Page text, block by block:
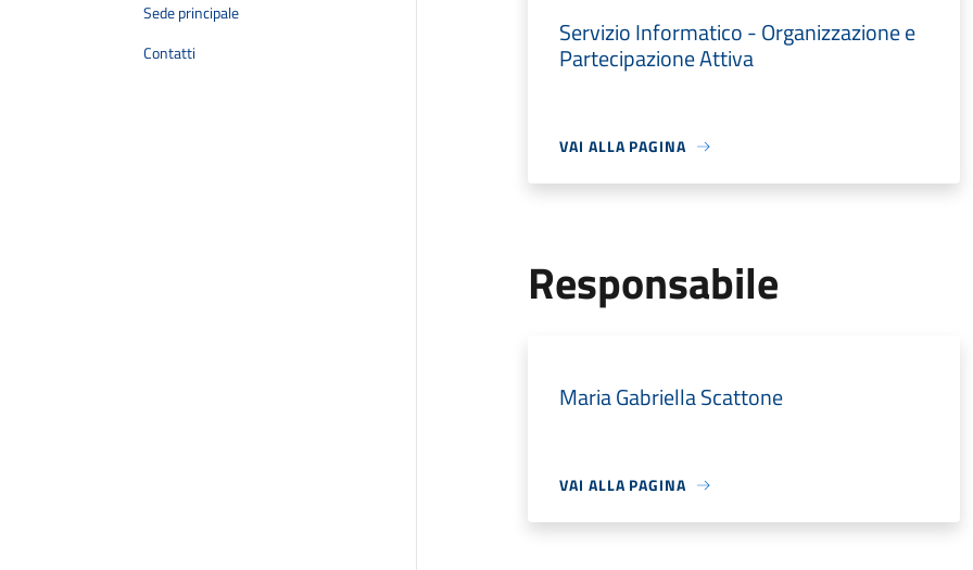
Sede principale
Contatti
Servizio Informatico - Organizzazione e
Partecipazione Attiva
VAI ALLA PAGINA
Responsabile
Maria Gabriella Scattone
VAI ALLA PAGINA